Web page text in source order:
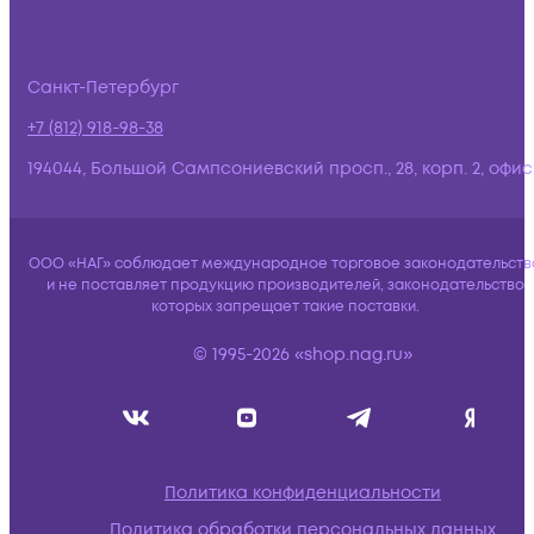
Санкт-Петербург
+7 (812) 918-98-38
194044, Большой Сампсониевский просп., 28, корп. 2,
ООО «НАГ» соблюдает международное торговое
и не поставляет продукцию производителей, законодательство
которых запрещает такие поставки.
© 1995-2026 «shop.nag.ru»
Политика конфиденциальности